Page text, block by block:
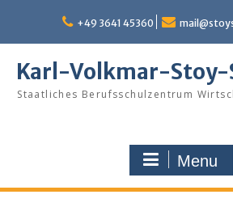
content
+49 3641 45360
Karl-Volkmar-Stoy-
Staatliches Berufsschulzentrum
Menu